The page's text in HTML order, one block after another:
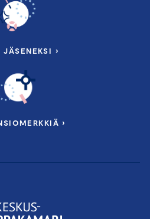
›
›